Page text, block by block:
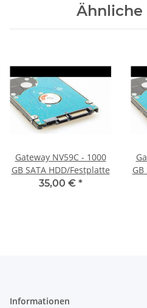
Ähnliche
Gateway NV59C - 1000
GB SATA HDD/Festplatte
35,00 € *
Informationen